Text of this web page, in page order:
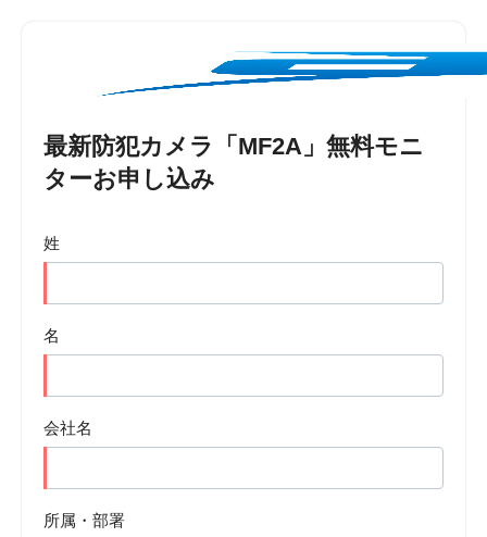
最新防犯カメラ「MF2A」無料モニ
ターお申し込み
姓
名
会社名
所属・部署